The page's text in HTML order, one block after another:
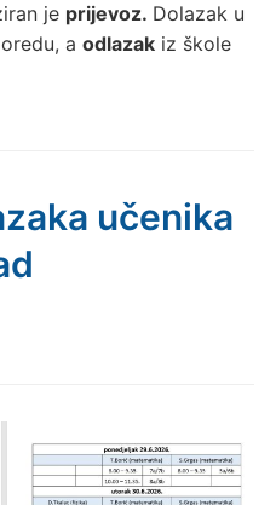
je prijevoz. Dolazak u
a odlazakiz škole
učenika